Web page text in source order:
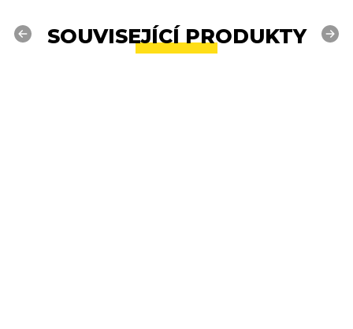
SOUVISEJÍCÍ PRODUKTY
Previous Next